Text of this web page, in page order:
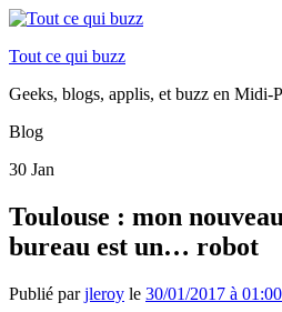
Tout ce qui buzz
Geeks, blogs, applis, et buzz en Midi-
Blog
30 Jan
Toulouse : mon
bureau est un… robot
Publié parjleroy le 30/01/2017 à